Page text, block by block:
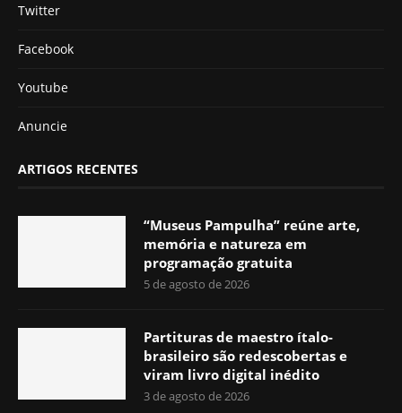
Twitter
Facebook
Youtube
Anuncie
ARTIGOS RECENTES
“Museus Pampulha” reúne arte,
memória e natureza em
programação gratuita
5 de agosto de 2026
Partituras de maestro ítalo-
brasileiro são redescobertas e
viram livro digital inédito
3 de agosto de 2026